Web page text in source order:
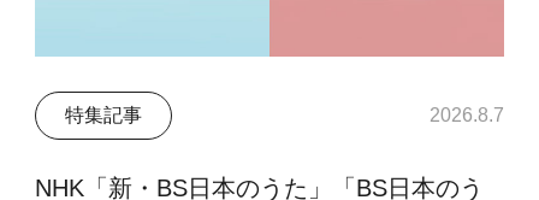
特集記事 2026.8.7
NHK「新・BS日本のうた」「BS日本のう